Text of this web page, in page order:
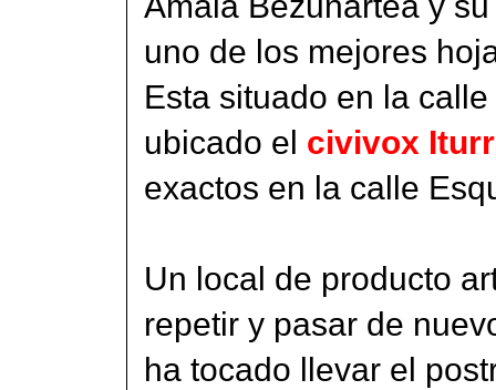
uno de los mejores
Esta situado en la
ubicado el civivox
exactos en la calle
Un local de producto
repetir y pasar de
ha tocado llevar el